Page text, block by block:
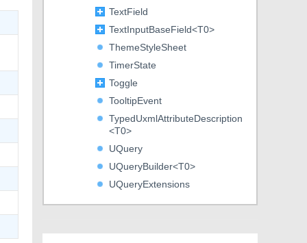
TextField
TextInputBaseField<T0>
ThemeStyleSheet
TimerState
Toggle
TooltipEvent
TypedUxmlAttributeDescription
<T0>
UQuery
UQueryBuilder<T0>
UQueryExtensions
UQueryState<T0>